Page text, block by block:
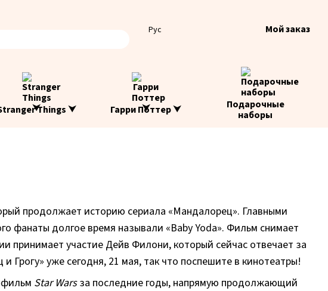
Рус Мой заказ
Things ⮟ Гарри Поттер ⮟
Подарочные
наборы
продолжает историю сериала «Мандалорец». Главными
фанаты долгое время называли «Baby Yoda». Фильм снимает
участие Дейв Филони, который сейчас отвечает за
Грогу» уже сегодня, 21 мая, так что поспешите в кинотеатры!
Star Warsза последние годы, напрямую продолжающий